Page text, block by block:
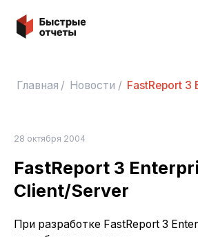
Быстрые отчеты
Главная / Новости / FastReport 3
28 октября 2004
FastReport 3
Client/Server
При разработке FastReport 3